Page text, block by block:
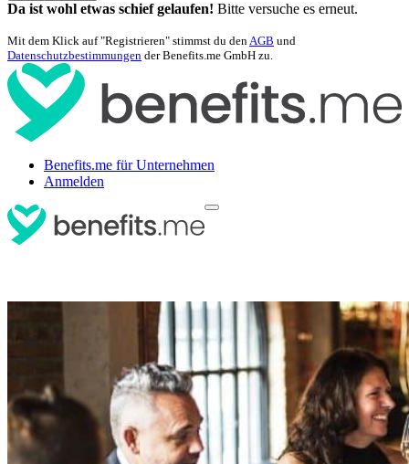
Da ist wohl etwas schief gelaufen! Bitte versuche es erneut.
Mit dem Klick auf "Registrieren" stimmst du denAGB und
Datenschutzbestimmungen der Benefits.me GmbH zu.
Benefits.me für Unternehmen
Anmelden